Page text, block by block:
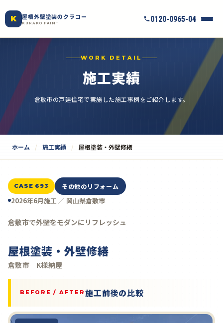
K 屋根外壁塗装のクラコー
KURAKO PAINT 0120-0965-04
WORK DETAIL
施工実績
倉敷市の戸建住宅で実施した施工事例をご紹介します。
ホーム 施工実績 屋根塗装・外壁修繕
CASE 693 その他のリフォーム
2026年6月施工 ／ 岡山県倉敷市
倉敷市で外壁をモダンにリフレッシュ
屋根塗装・外壁修繕
倉敷市 K様納屋
BEFORE / AFTER 施工前後の比較